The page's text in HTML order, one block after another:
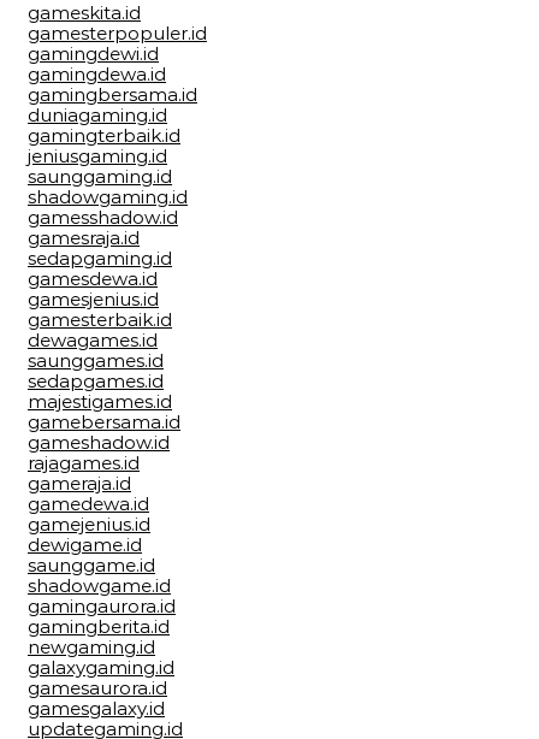
gameskita.id
gamesterpopuler.id
gamingdewi.id
gamingdewa.id
gamingbersama.id
duniagaming.id
gamingterbaik.id
jeniusgaming.id
saunggaming.id
shadowgaming.id
gamesshadow.id
gamesraja.id
sedapgaming.id
gamesdewa.id
gamesjenius.id
gamesterbaik.id
dewagames.id
saunggames.id
sedapgames.id
majestigames.id
gamebersama.id
gameshadow.id
rajagames.id
gameraja.id
gamedewa.id
gamejenius.id
dewigame.id
saunggame.id
shadowgame.id
gamingaurora.id
gamingberita.id
newgaming.id
galaxygaming.id
gamesaurora.id
gamesgalaxy.id
updategaming.id